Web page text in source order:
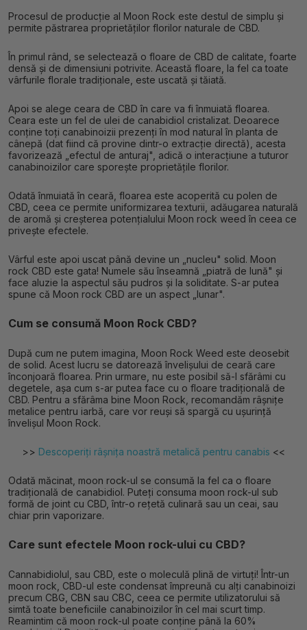
Procesul de producție al Moon Rock este destul de simplu și
permite păstrarea proprietăților florilor naturale de CBD.
În primul rând, se selectează o floare de CBD de calitate, foarte
densă și de dimensiuni potrivite. Această floare, la fel ca toate
vârfurile florale tradiționale, este uscată și tăiată.
Apoi se alege ceara de CBD în care va fi înmuiată floarea.
Ceara este un fel de ulei de canabidiol cristalizat. Deoarece
conține toți canabinoizii prezenți în mod natural în planta de
cânepă (dat fiind că provine dintr-o extracție directă), acesta
favorizează „efectul de anturaj", adică o interacțiune a tuturor
canabinoizilor care sporește proprietățile florilor.
Odată înmuiată în ceară, floarea este acoperită cu polen de
CBD, ceea ce permite uniformizarea texturii, adăugarea naturală
de aromă și creșterea potențialului Moon rock weed în ceea ce
privește efectele.
Vârful este apoi uscat până devine un „nucleu" solid. Moon
rock CBD este gata! Numele său înseamnă „piatră de lună" și
face aluzie la aspectul său pudros și la soliditate. S-ar putea
spune că Moon rock CBD are un aspect „lunar".
Cum se consumă Moon Rock CBD?
După cum ne putem imagina, Moon Rock Weed este deosebit
de solid. Acest lucru se datorează învelișului de ceară care
înconjoară floarea. Prin urmare, nu este posibil să-l sfărâmi cu
degetele, așa cum s-ar putea face cu o floare tradițională de
CBD. Pentru a sfărâma bine Moon Rock, recomandăm râșnițe
metalice pentru iarbă, care vor reuși să spargă cu ușurință
învelișul Moon Rock.
>> Descoperiți râșnița noastră metalică pentru canabis <<
Odată măcinat, moon rock-ul se consumă la fel ca o floare
tradițională de canabidiol. Puteți consuma moon rock-ul sub
formă de joint cu CBD, într-o rețetă culinară sau un ceai, sau
chiar prin vaporizare.
Care sunt efectele Moon rock-ului cu CBD?
Cannabidiolul, sau CBD, este o moleculă plină de virtuți! Într-un
moon rock, CBD-ul este condensat împreună cu alți canabinoizi
precum CBG, CBN sau CBC, ceea ce permite utilizatorului să
simtă toate beneficiile canabinoizilor în cel mai scurt timp.
Reamintim că moon rock-ul poate conține până la 60%